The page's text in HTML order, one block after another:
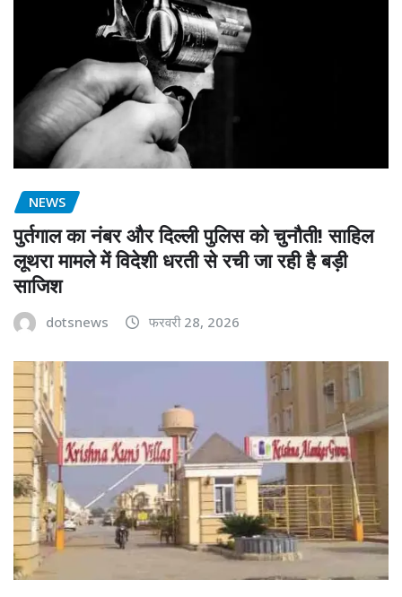
NEWS
पुर्तगाल का नंबर और दिल्ली पुलिस को चुनौती! साहिल
लूथरा मामले में विदेशी धरती से रची जा रही है बड़ी
साजिश
dotsnews फरवरी 28, 2026